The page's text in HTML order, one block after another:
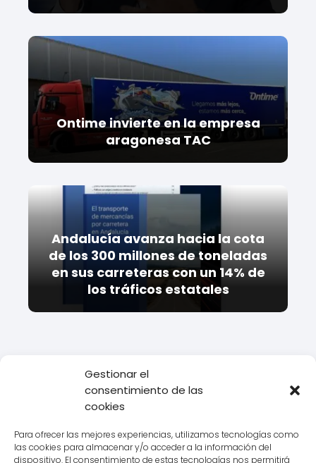
Gestionar el
consentimiento de las
cookies
Para ofrecer las mejores experiencias, utilizamos tecnologías como
las cookies para almacenar y/o acceder a la información del
dispositivo. El consentimiento de estas tecnologías nos permitirá
Ontime invierte en la empresa
aragonesa TAC
Andalucía avanza hacia la cota
de los 300 millones de toneladas
en sus carreteras con un 14% de
los tráficos estatales
Transporte
Descubre la Excelencia del
Transporte en la Ciudad Universitaria con Cumlaude Salamanca